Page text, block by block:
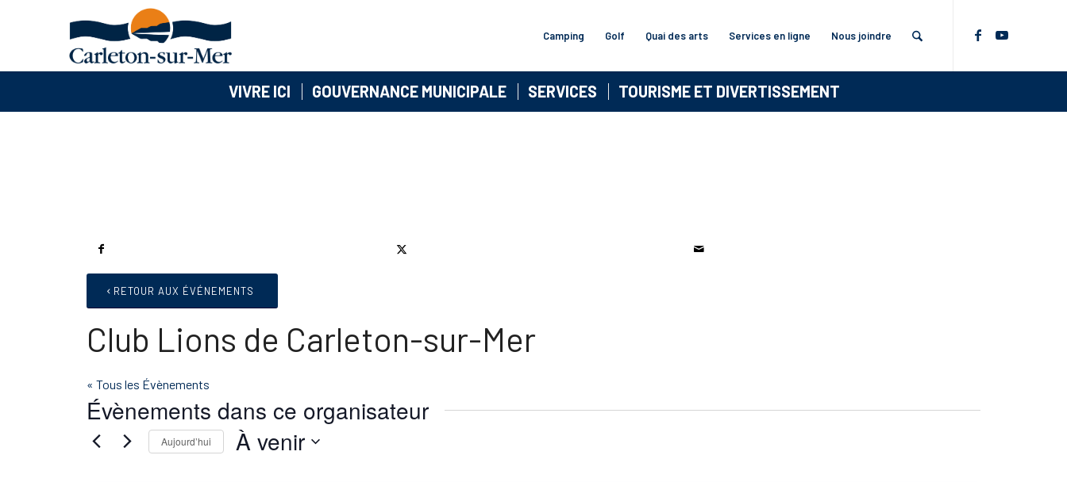
Camping Golf Quai des arts Services en ligne Nous joindre
VIVRE ICI GOUVERNANCE MUNICIPALE SERVICES TOURISME ET DIVERTISSEMENT
RETOUR AUX ÉVÉNEMENTS
Club Lions de Carleton-sur-Mer
« Tous les Évènements
Évènements dans ce organisateur
Aujourd’hui À venir